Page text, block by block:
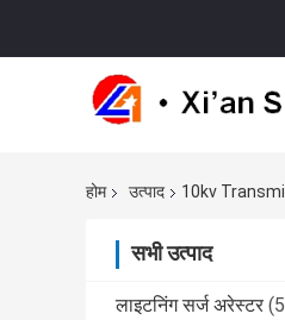
होम उत्पाद 10kv
सभी उत्पाद
लाइटनिंग सर्ज अरेस्टर